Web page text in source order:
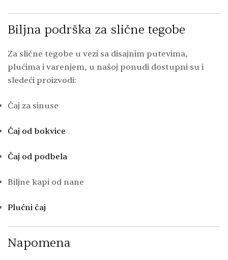
Biljna podrška za slične tegobe
Za slične tegobe u vezi sa disajnim putevima,
plućima i varenjem, u našoj ponudi dostupni su i
sledeći proizvodi:
Čaj za sinuse
Čaj od bokvice
Čaj od podbela
Biljne kapi od nane
Plućni čaj
Napomena